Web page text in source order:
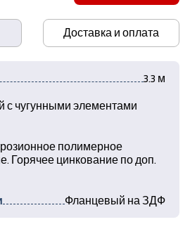
Доставка и оплата
3.3 м
с чугунными элементами
полимерное
Горячее цинкование по доп.
Фланцевый на ЗДФ